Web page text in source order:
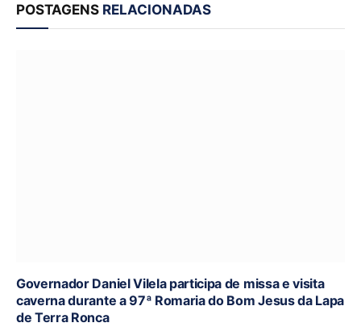
POSTAGENS RELACIONADAS
Governador Daniel Vilela participa de missa e visita
caverna durante a 97ª Romaria do Bom Jesus da Lapa
de Terra Ronca